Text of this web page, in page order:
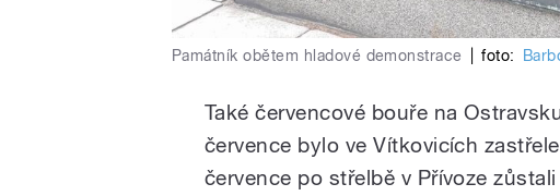
Památník obětem hladové demonstrace foto:
Také červencové bouře na
července bylo ve Vítkovicích
července po střelbě v Přívoze